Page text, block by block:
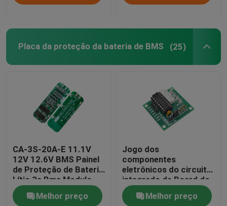
Placa da proteção da bateria de BMS (25)
CA-3S-20A-E 11.1V
12V 12.6V BMS Painel
de Proteção de Bateria
Lítio 3s Bms Modulo
Melhor preço
Jogo dos
componentes
eletrônicos do circuito
integrado de Board do
motorista do motor de
etapa da C.C. 5V
Melhor preço